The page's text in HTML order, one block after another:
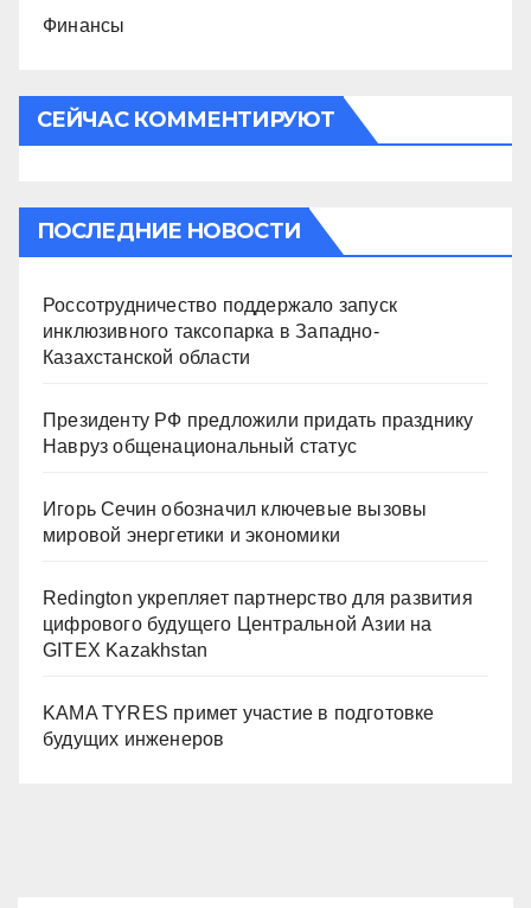
Финансы
СЕЙЧАС КОММЕНТИРУЮТ
ПОСЛЕДНИЕ НОВОСТИ
Россотрудничество поддержало запуск
инклюзивного таксопарка в Западно-
Казахстанской области
Президенту РФ предложили придать празднику
Навруз общенациональный статус
Игорь Сечин обозначил ключевые вызовы
мировой энергетики и экономики
Redington укрепляет партнерство для развития
цифрового будущего Центральной Азии на
GITEX Kazakhstan
KAMA TYRES примет участие в подготовке
будущих инженеров